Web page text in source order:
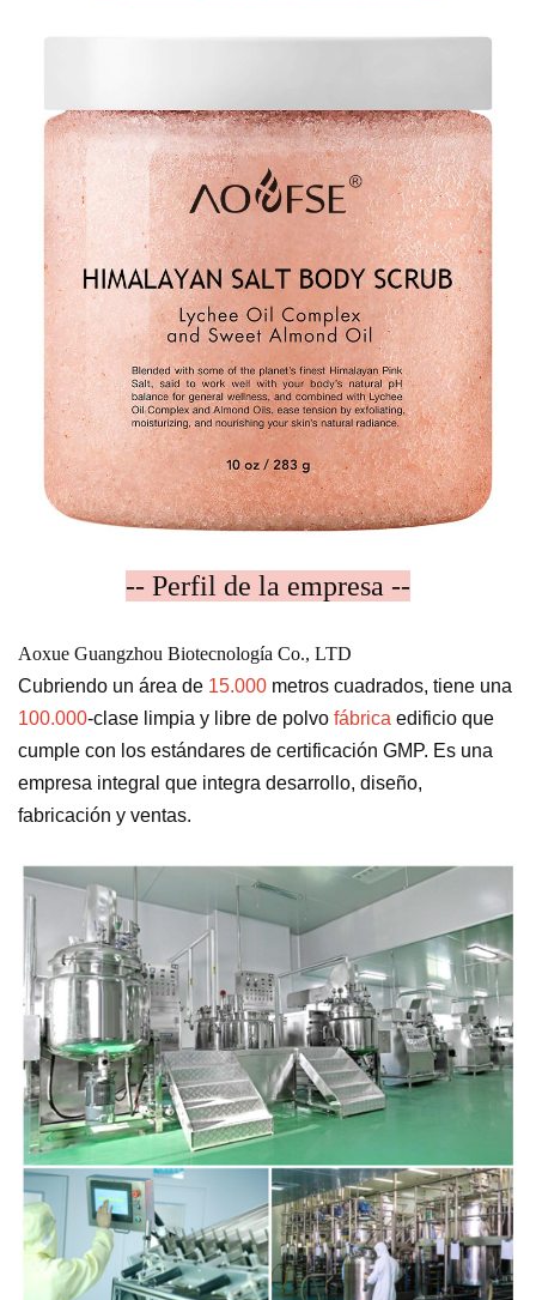
-- Perfil de la empresa --
Aoxue Guangzhou Biotecnología Co., LTD
Cubriendo un área de 15.000 metros cuadrados, tiene una
100.000-clase limpia y libre de polvo fábrica edificio que
cumple con los estándares de certificación GMP. Es una
empresa integral que integra desarrollo, diseño,
fabricación y ventas.